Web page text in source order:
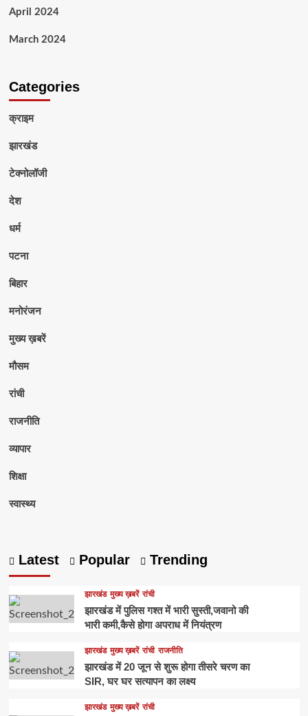
April 2024
March 2024
Categories
क्राइम
झारखंड
टेक्नोलॉजी
देश
धर्म
पटना
बिहार
मनोरंजन
मुख्य ख़बरें
मौसम
रांची
राजनीति
व्यापार
शिक्षा
स्वास्थ्य
Latest Popular Trending
झारखंड मुख्य ख़बरें रांची
झारखंड में पुलिस गश्त में भारी सुस्ती,जवानो की
भारी कमी,कैसे होगा अपराध में नियंत्रण
झारखंड मुख्य ख़बरें रांची राजनीति
झारखंड में 20 जून से शुरू होगा तीसरे चरण का
SIR, घर घर सत्यापन का लक्ष्य
झारखंड मुख्य ख़बरें रांची